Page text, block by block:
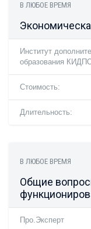
В ЛЮБОЕ ВРЕМЯ
Институт
образования
Стоимость:
Длительность:
В ЛЮБОЕ ВРЕМЯ
Общие
Про.Эксперт